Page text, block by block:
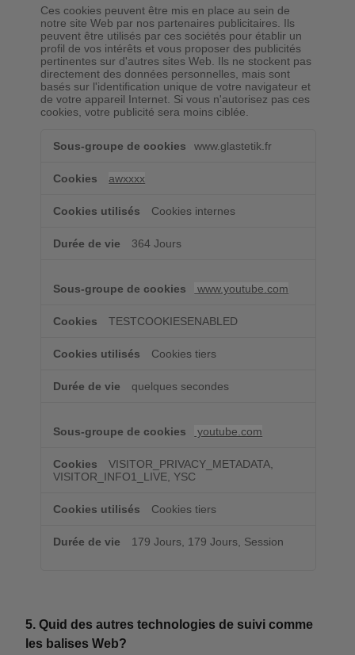
Ces cookies peuvent être mis en place au sein de
notre site Web par nos partenaires publicitaires. Ils
peuvent être utilisés par ces sociétés pour établir un
profil de vos intérêts et vous proposer des publicités
pertinentes sur d'autres sites Web. Ils ne stockent pas
directement des données personnelles, mais sont
basés sur l'identification unique de votre navigateur et
de votre appareil Internet. Si vous n'autorisez pas ces
cookies, votre publicité sera moins ciblée.
pour
publicité
www.glastetik.fr
awxxxx
Cookies internes
364 Jours
www.youtube.com
TESTCOOKIESENABLED
Cookies tiers
quelques secondes
youtube.com
VISITOR_PRIVACY_METADATA,
VISITOR_INFO1_LIVE, YSC
Cookies tiers
179 Jours, 179 Jours, Session
5. Quid des autres technologies de suivi comme
les balises Web?